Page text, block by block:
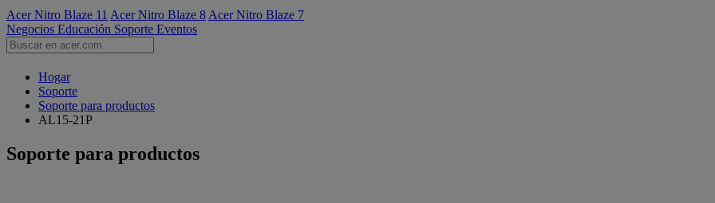
Acer Nitro Blaze 11 Acer Nitro Blaze 8 Acer Nitro Blaze 7
Negocios Educación Soporte Eventos
Hogar
Soporte
Soporte para productos
AL15-21P
Soporte para productos